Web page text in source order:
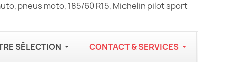
pneus moto, 185/60 R15, Michelin pilot sport
SÉLECTION CONTACT & SERVICES